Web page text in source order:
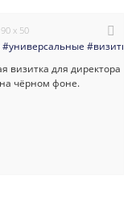
90 x 50
#универсальные #визитка